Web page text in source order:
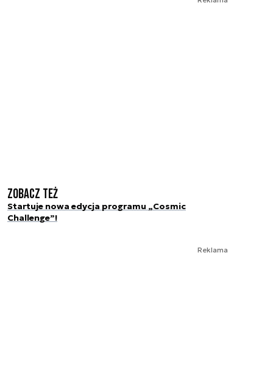
Zobacz też
Startuje nowa edycja programu „Cosmic
Challenge”!
Reklama